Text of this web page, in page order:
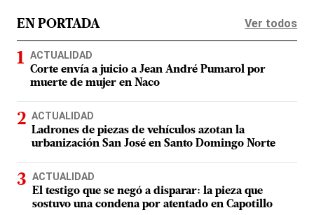
EN PORTADA Ver todos
ACTUALIDAD
Corte envía a juicio a Jean André Pumarol por
muerte de mujer en Naco
ACTUALIDAD
Ladrones de piezas de vehículos azotan la
urbanización San José en Santo Domingo Norte
ACTUALIDAD
El testigo que se negó a disparar: la pieza que
sostuvo una condena por atentado en Capotillo